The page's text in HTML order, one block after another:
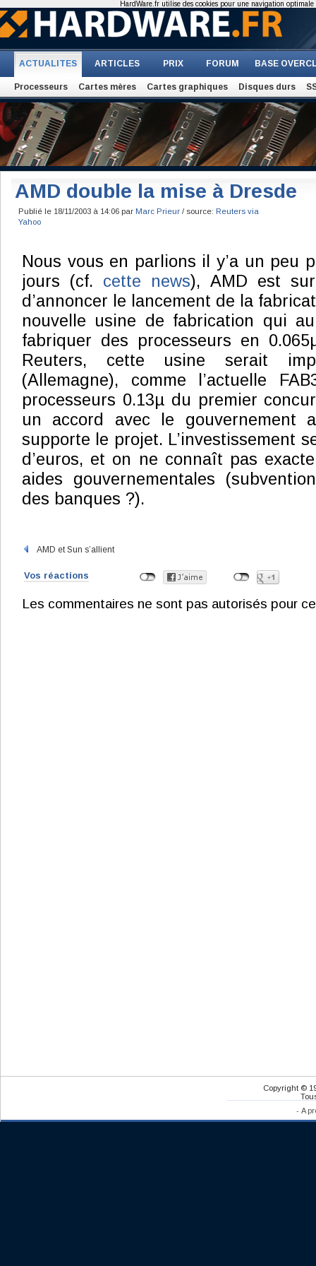
ACTUALITES ARTICLES PRIX FORUM BASE
Processeurs Cartes mères Cartes graphiques Disques durs
AMD double la mise à Dresde
Publié le 18/11/2003 à 14:06 par Marc Prieur / source: Reuters via
Yahoo
Nous vous en parlions il y’a un peu
jours (cf. cette news), AMD est
d’annoncer le lancement de la
nouvelle usine de fabrication qui
fabriquer des processeurs en
Reuters, cette usine serait
(Allemagne), comme l’actuelle
processeurs 0.13µ du premier
un accord avec le gouvernement
supporte le projet. L’investissement
d’euros, et on ne connaît pas
aides gouvernementales
des banques ?).
AMD et Sun s’allient
Vos réactions
Les commentaires ne sont pas autorisés pour
Copyright ©
- A
HardWare.fr utilise des cookies pour une navigation